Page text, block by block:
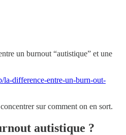
un burnout “autistique” et une
difference-entre-un-burn-out-
sur comment on en sort.
autistique ?